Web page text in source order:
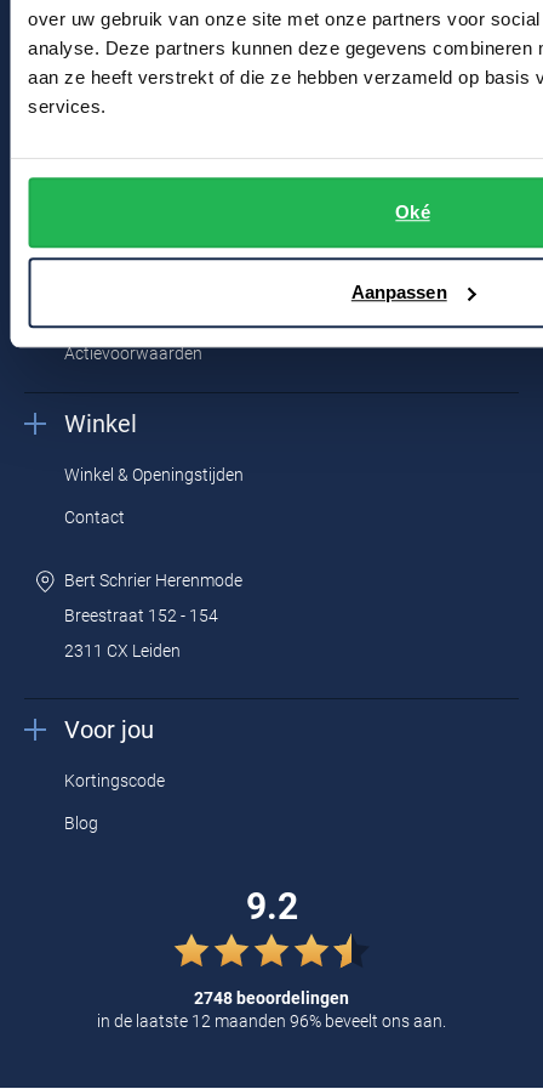
over uw gebruik van onze site met onze partners voor
analyse. Deze partners kunnen deze gegevens combineren
aan ze heeft verstrekt of die ze hebben verzameld op basis
services.
Oké
Aanpassen
Bestelinformatie
Betaalinformatie
Verzendkosten & verzending
Klachtenafhandeling
Actievoorwaarden
Winkel
Winkel & Openingstijden
Contact
Bert Schrier Herenmode
Breestraat 152 - 154
2311 CX Leiden
Voor jou
Kortingscode
Blog
9.2
2748 beoordelingen
in de laatste 12 maanden 96% beveelt ons aan.